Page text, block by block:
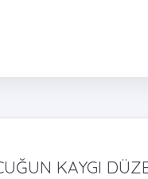
KAYGI